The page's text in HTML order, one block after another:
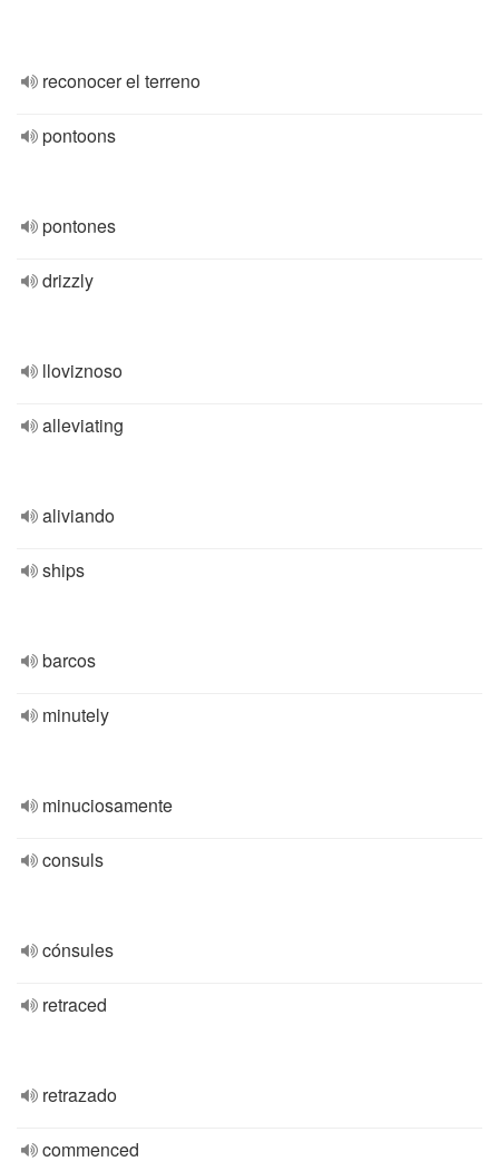
reconocer el terreno
pontoons
pontones
drizzly
lloviznoso
alleviating
aliviando
ships
barcos
minutely
minuciosamente
consuls
cónsules
retraced
retrazado
commenced